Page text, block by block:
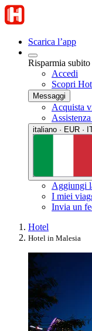
Scarica l’app
Risparmia
Accedi
Scopri
Messaggi
Acquista
italiano · EUR ·
Aggiungi
I miei
Invia un
Hotel
Hotel in Malesia